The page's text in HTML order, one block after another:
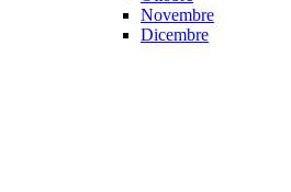
Novembre
Dicembre